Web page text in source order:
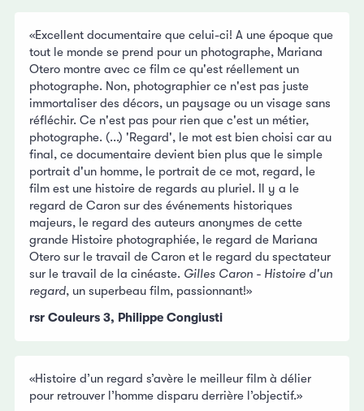
«Excellent documentaire que celui-ci! A une époque que
tout le monde se prend pour un photographe, Mariana
Otero montre avec ce film ce qu'est réellement un
photographe. Non, photographier ce n'est pas juste
immortaliser des décors, un paysage ou un visage sans
réfléchir. Ce n'est pas pour rien que c'est un métier,
photographe. (...) 'Regard', le mot est bien choisi car au
final, ce documentaire devient bien plus que le simple
portrait d'un homme, le portrait de ce mot, regard, le
film est une histoire de regards au pluriel. Il y a le
regard de Caron sur des événements historiques
majeurs, le regard des auteurs anonymes de cette
grande Histoire photographiée, le regard de Mariana
Otero sur le travail de Caron et le regard du spectateur
sur le travail de la cinéaste. Gilles Caron - Histoire d'un
regard, un superbeau film, passionnant!»
rsr Couleurs 3, Philippe Congiusti
«Histoire d’un regard s’avère le meilleur film à délier
pour retrouver l’homme disparu derrière l’objectif.»